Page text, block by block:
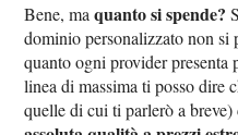
Bene, maquanto si spende?
dominio personalizzato non si
quanto ogni provider
linea di massima ti posso dire
quelle di cui ti parlerò a